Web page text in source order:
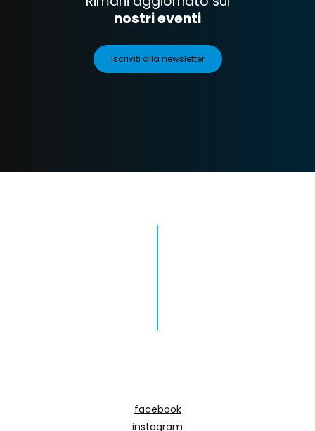
nostri eventi
Iscriviti alla newsletter
facebook
instagram